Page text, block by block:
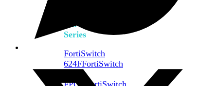
600
Series
FortiSwitch
624FFortiSwitch
624F-
FPOE
FortiSwitch